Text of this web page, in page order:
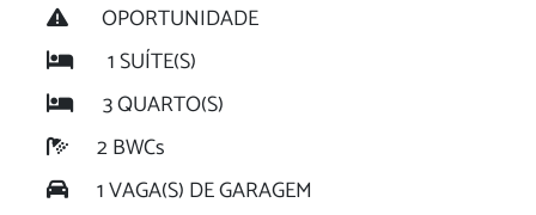
OPORTUNIDADE
1 SUÍTE(S)
3 QUARTO(S)
2 BWCs
1 VAGA(S) DE GARAGEM